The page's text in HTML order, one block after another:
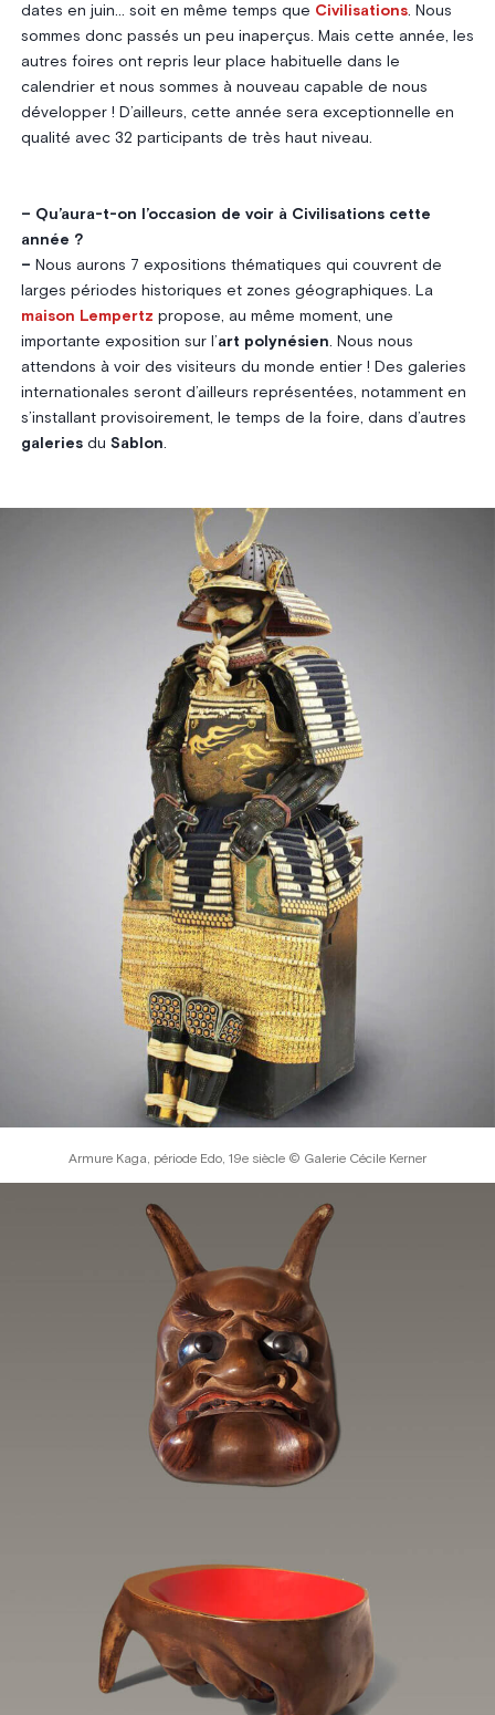
dates en juin… soit en même temps que Civilisations. Nous
sommes donc passés un peu inaperçus. Mais cette année, les
autres foires ont repris leur place habituelle dans le
calendrier et nous sommes à nouveau capable de nous
développer ! D’ailleurs, cette année sera exceptionnelle en
qualité avec 32 participants de très haut niveau.
– Qu’aura-t-on l’occasion de voir à Civilisations cette
année ?
– Nous aurons 7 expositions thématiques qui couvrent de
larges périodes historiques et zones géographiques. La
maison Lempertz propose, au même moment, une
importante exposition sur l’art polynésien. Nous nous
attendons à voir des visiteurs du monde entier ! Des galeries
internationales seront d’ailleurs représentées, notamment en
s’installant provisoirement, le temps de la foire, dans d’autres
galeriesdu Sablon.
Armure Kaga, période Edo, 19e siècle © Galerie Cécile Kerner